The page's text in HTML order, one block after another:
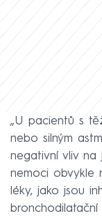
„U pacientů s
nebo silným
negativní vliv na
nemoci obvykle
léky, jako jsou
bronchodilatační